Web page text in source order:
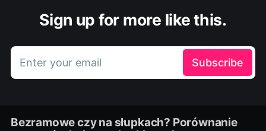
Sign up for more like this.
Enter your email Subscribe
Bezramowe czy na słupkach? Porównanie